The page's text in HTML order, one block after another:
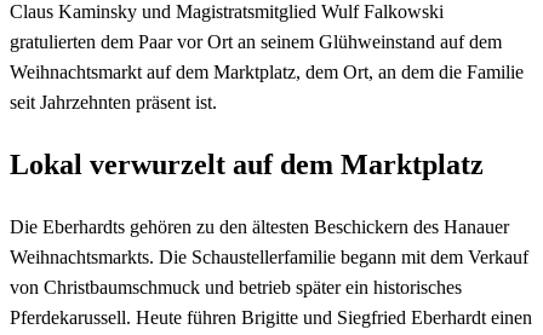
Claus Kaminsky und Magistratsmitglied Wulf Falkowski
gratulierten dem Paar vor Ort an seinem Glühweinstand auf dem
Weihnachtsmarkt auf dem Marktplatz, dem Ort, an dem die Familie
seit Jahrzehnten präsent ist.
Lokal verwurzelt auf dem Marktplatz
Die Eberhardts gehören zu den ältesten Beschickern des Hanauer
Weihnachtsmarkts. Die Schaustellerfamilie begann mit dem Verkauf
von Christbaumschmuck und betrieb später ein historisches
Pferdekarussell. Heute führen Brigitte und Siegfried Eberhardt einen